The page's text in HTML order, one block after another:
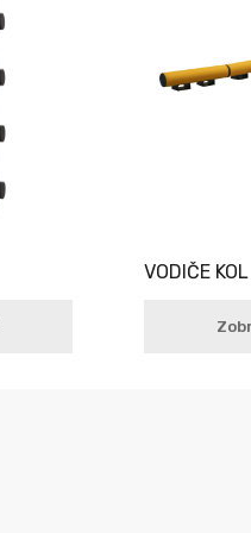
VODIČE KOL